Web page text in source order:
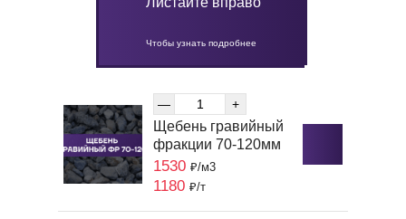
Чтобы узнать подробнее
— +
Щебень гравийный
фракции 70-120мм
1530 ₽/м3
1180 ₽/т